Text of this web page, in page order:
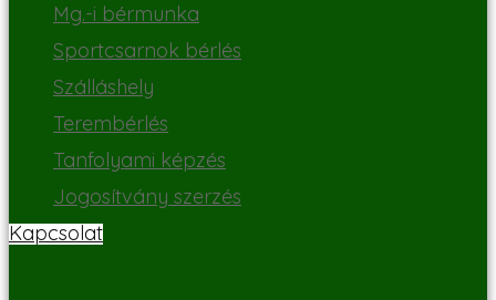
Mg.-i bérmunka
Sportcsarnok bérlés
Szálláshely
Terembérlés
Tanfolyami képzés
Jogosítvány szerzés
Kapcsolat